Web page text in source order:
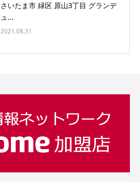
さいたま市 緑区 原山3丁目 グランデ
ュ...
2021.08.31